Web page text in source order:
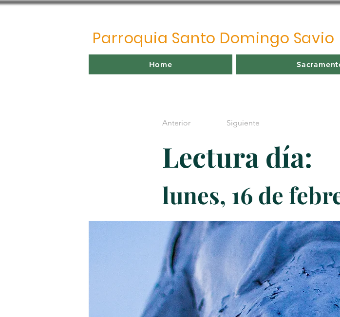
Parroquia Santo Domingo Savio
Home
Anterior Siguiente
Lectura día:
lunes, 16 de